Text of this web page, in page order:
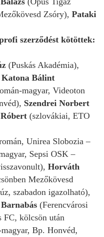
Zsóry), Pataki
szerződést kötöttek:
(Puskás Akadémia),
Katona Bálint
magyar, Videoton
Szendrei Norbert
(szlovákiai, ETO
Unirea Slobozia –
Sepsi OSK –
Horváth
Mezőkövesd
szabadon igazolható),
(Ferencvárosi
FC, kölcsön után
Bp. Honvéd,